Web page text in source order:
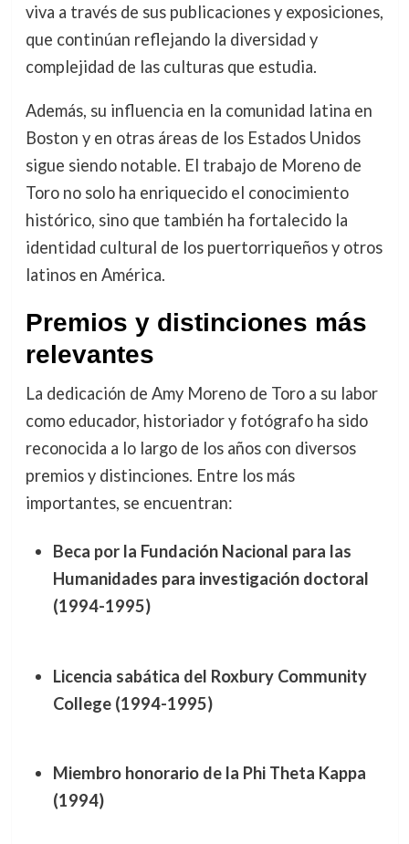
viva a través de sus publicaciones y exposiciones,
que continúan reflejando la diversidad y
complejidad de las culturas que estudia.
Además, su influencia en la comunidad latina en
Boston y en otras áreas de los Estados Unidos
sigue siendo notable. El trabajo de Moreno de
Toro no solo ha enriquecido el conocimiento
histórico, sino que también ha fortalecido la
identidad cultural de los puertorriqueños y otros
latinos en América.
Premios y distinciones más
relevantes
La dedicación de Amy Moreno de Toro a su labor
como educador, historiador y fotógrafo ha sido
reconocida a lo largo de los años con diversos
premios y distinciones. Entre los más
importantes, se encuentran:
Beca por la Fundación Nacional para las
Humanidades para investigación doctoral
(1994-1995)
Licencia sabática del Roxbury Community
College (1994-1995)
Miembro honorario de la Phi Theta Kappa
(1994)